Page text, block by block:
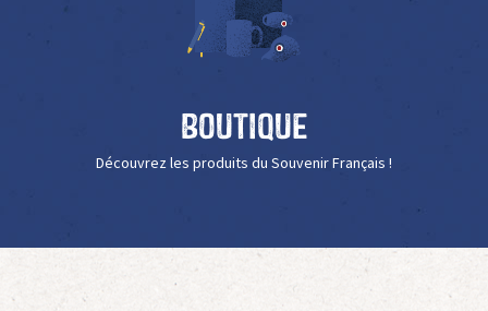
Boutique
Découvrez les produits du Souvenir Français !